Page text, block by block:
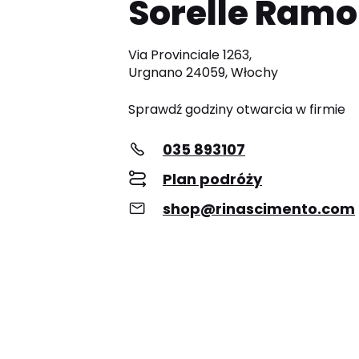
Sorelle
Via Provinciale 1263,
Urgnano 24059, Włochy
Sprawdź godziny otwarcia w firmie
035 893107
Plan podróży
shop@rinascimento.com